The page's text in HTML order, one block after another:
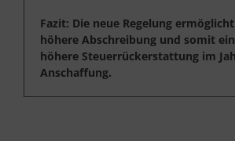
Fazit: Die neue Regelung
höhere Abschreibung und somit
höhere Steuerrückerstattung im
Anschaffung.